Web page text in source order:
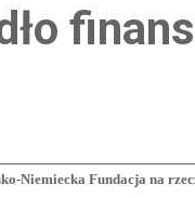
Niemiecka Fundacja na